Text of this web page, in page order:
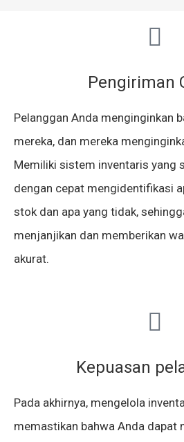
Pengiriman
Pelanggan Anda menginginkan
mereka, dan mereka
Memiliki sistem inventaris yang
dengan cepat mengidentifikasi
stok dan apa yang tidak,
menjanjikan dan memberikan
akurat.
Kepuasan
Pada akhirnya, mengelola
memastikan bahwa Anda dapat